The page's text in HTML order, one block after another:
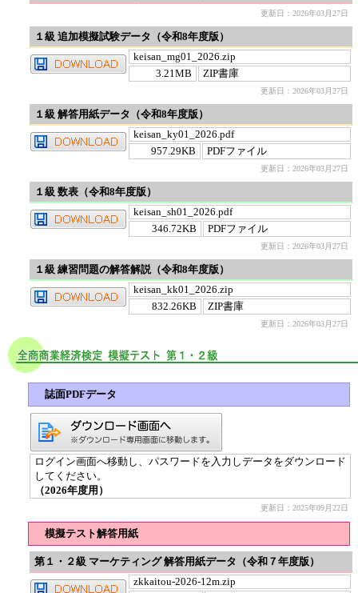
更新日：2026年03月27日
１級 追加模擬試験データ（令和8年度版）
keisan_mg01_2026.zip
3.21MB
ZIP書庫
更新日：2026年03月27日
１級 解答用紙データ（令和8年度版）
keisan_ky01_2026.pdf
957.29KB
PDFファイル
更新日：2026年03月27日
１級 数表（令和8年度版）
keisan_sh01_2026.pdf
346.72KB
PDFファイル
更新日：2026年03月27日
１級 練習問題の解答解説（令和8年度版）
keisan_kk01_2026.zip
832.26KB
ZIP書庫
更新日：2026年03月27日
誌面PDFデータ
ログイン画面へ移動し、パスワードを入力しデータをダウンロード
してください。
（2026年度用）
更新日：2025年09月22日
模擬テスト解答用紙
第１・２級 マーケティング 解答用紙データ（令和７年度版）
zkkaitou-2026-12m.zip